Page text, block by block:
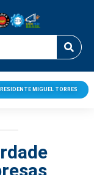
MIGUEL TORRES